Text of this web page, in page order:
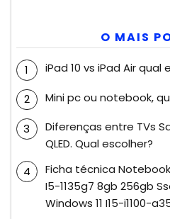
O MAIS
iPad 10 vs iPad Air qual
Mini pc ou notebook,
Diferenças entre TVs
QLED. Qual escolher?
Ficha técnica
I5-1135g7 8gb 256gb
Windows 11 I15-i1100-